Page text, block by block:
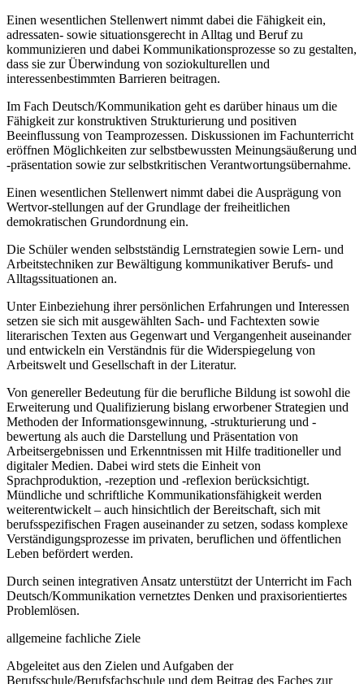
Einen wesentlichen Stellenwert nimmt dabei die Fähigkeit ein,
adressaten- sowie situationsgerecht in Alltag und Beruf zu
kommunizieren und dabei Kommunikationsprozesse so zu gestalten,
dass sie zur Überwindung von soziokulturellen und
interessenbestimmten Barrieren beitragen.
Im Fach Deutsch/Kommunikation geht es darüber hinaus um die
Fähigkeit zur konstruktiven Strukturierung und positiven
Beeinflussung von Teamprozessen. Diskussionen im Fachunterricht
eröffnen Möglichkeiten zur selbstbewussten Meinungsäußerung und
-präsentation sowie zur selbstkritischen Verantwortungsübernahme.
Einen wesentlichen Stellenwert nimmt dabei die Ausprägung von
Wertvor-stellungen auf der Grundlage der freiheitlichen
demokratischen Grundordnung ein.
Die Schüler wenden selbstständig Lernstrategien sowie Lern- und
Arbeitstechniken zur Bewältigung kommunikativer Berufs- und
Alltagssituationen an.
Unter Einbeziehung ihrer persönlichen Erfahrungen und Interessen
setzen sie sich mit ausgewählten Sach- und Fachtexten sowie
literarischen Texten aus Gegenwart und Vergangenheit auseinander
und entwickeln ein Verständnis für die Widerspiegelung von
Arbeitswelt und Gesellschaft in der Literatur.
Von genereller Bedeutung für die berufliche Bildung ist sowohl die
Erweiterung und Qualifizierung bislang erworbener Strategien und
Methoden der Informationsgewinnung, -strukturierung und -
bewertung als auch die Darstellung und Präsentation von
Arbeitsergebnissen und Erkenntnissen mit Hilfe traditioneller und
digitaler Medien. Dabei wird stets die Einheit von
Sprachproduktion, -rezeption und -reflexion berücksichtigt.
Mündliche und schriftliche Kommunikationsfähigkeit werden
weiterentwickelt – auch hinsichtlich der Bereitschaft, sich mit
berufsspezifischen Fragen auseinander zu setzen, sodass komplexe
Verständigungsprozesse im privaten, beruflichen und öffentlichen
Leben befördert werden.
Durch seinen integrativen Ansatz unterstützt der Unterricht im Fach
Deutsch/Kommunikation vernetztes Denken und praxisorientiertes
Problemlösen.
allgemeine fachliche Ziele
Abgeleitet aus den Zielen und Aufgaben der
Berufsschule/Berufsfachschule und dem Beitrag des Faches zur